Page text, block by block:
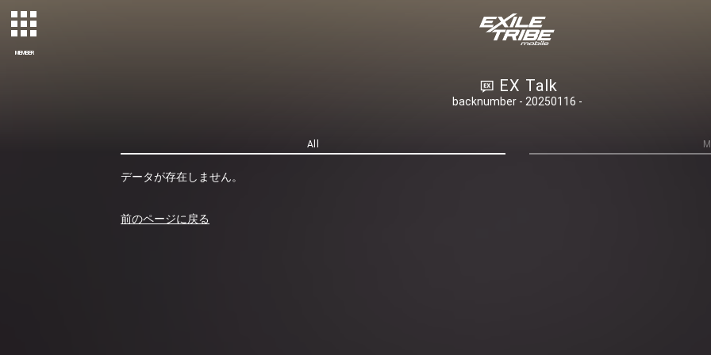
MEMBER
EX Talk
backnumber - 20250116 -
All
データが存在しません。
前のページに戻る